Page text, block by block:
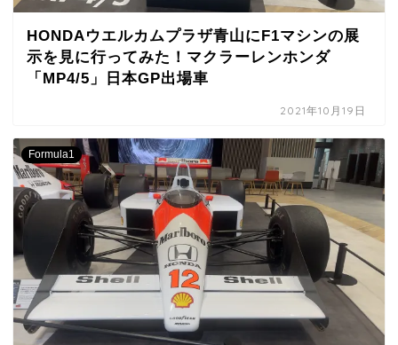
HONDAウエルカムプラザ青山にF1マシンの展
示を見に行ってみた！マクラーレンホンダ
「MP4/5」日本GP出場車
2021年10月19日
Formula1